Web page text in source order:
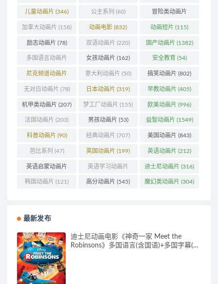
(74)
儿童动画片 (346) 公主系列 (60) 冒险类动画片
(1271)
加拿大动画片 (158) 动画电影 (832) 动画短片 (115)
励志动画片 (78) 双语动画片 (220) 国产动画片 (1382)
多国语言动画片
(179)
女孩动画片 (162) 安全教育 (54)
尼克频道动画片
(83)
意大利动画片 (50) 搞笑动画片 (802)
无对白动画片 (78) 日本动画片 (319) 早教动画片 (405)
机甲类动画片 (207) 梦工厂动画片 (155) 欧美动画片 (996)
法国动画片 (203) 男孩动画片 (53) 益智动画片 (1549)
科普动画片 (90) 经典动画片 (707) 美国动画片 (843)
芭比系列 (47) 英国动画片 (199) 英语动画片 (212)
英语启蒙动画片
(160)
英语学习动画片
(85)
迪士尼动画片 (316)
韩国动画片 (121) 高分动画片 (545) 魔幻类动画片 (304)
最新发布
迪士尼动画电影《神奇一家 Meet the
Robinsons》多国语言(含国语)+多国字幕(含